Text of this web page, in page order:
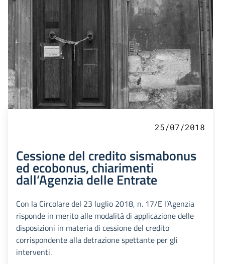
25/07/2018
Cessione del credito sismabonus
ed ecobonus, chiarimenti
dall’Agenzia delle Entrate
Con la Circolare del 23 luglio 2018, n. 17/E l’Agenzia
risponde in merito alle modalità di applicazione delle
disposizioni in materia di cessione del credito
corrispondente alla detrazione spettante per gli
interventi.